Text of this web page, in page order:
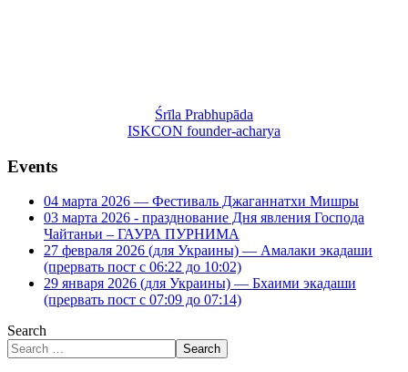
Śrīla Prabhupāda
ISKCON founder-acharya
Events
04 марта 2026 — Фестиваль Джаганнатхи Мишры
03 марта 2026 - празднование Дня явления Господа
Чайтаньи – ГАУРА ПУРНИМА
27 февраля 2026 (для Украины) — Амалаки экадаши
(прервать пост с 06:22 до 10:02)
29 января 2026 (для Украины) — Бхаими экадаши
(прервать пост с 07:09 до 07:14)
Search
Search